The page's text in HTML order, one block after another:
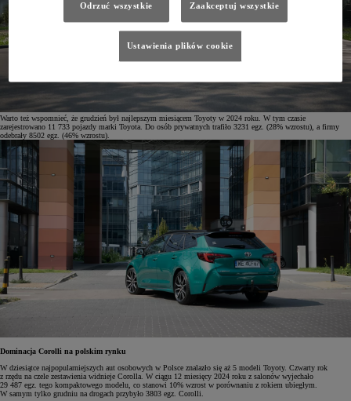
Warto też wspomnieć, że grudzień był najlepszym miesiącem Toyoty w 2024 roku. W tym czasie
zarejestrowano 11 733 pojazdy marki Toyota. Do osób prywatnych trafiło 3231 egz. (28% wzrostu), a firmy
odebrały 8502 egz. (46% wzrostu).
Dominacja Corolli na polskim rynku
W dziesiątce najpopularniejszych aut osobowych w Polsce znalazło się aż 5 modeli Toyoty. Czwarty rok
z rzędu na czele zestawienia widnieje Corolla. W ciągu 12 miesięcy 2024 roku z salonów wyjechało
29 487 egz. tego kompaktowego modelu, co stanowi 10% wzrost w porównaniu z rokiem ubiegłym.
W samym tylko grudniu na drogach przybyło 3803 egz. Corolli.
Odrzuć wszystkie Zaakceptuj wszystkie
Ustawienia plików cookie